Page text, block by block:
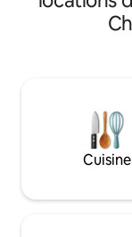
parapluie 👶🏻 -Netflix -Internet Fibre -
Situé dans une
centre ville.
Cuisine